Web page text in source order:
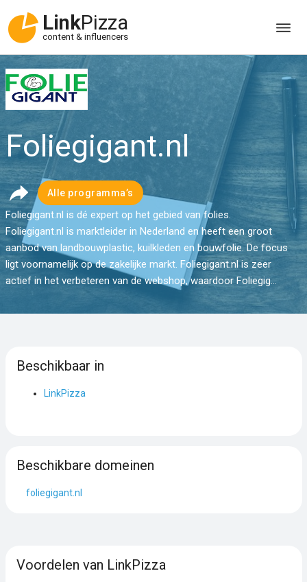
LinkPizza
content & influencers
Foliegigant.nl
Alle programma’s
Foliegigant.nl is dé expert op het gebied van folies.
Foliegigant.nl is marktleider in Nederland en heeft een groot
aanbod van landbouwplastic, kuilkleden en bouwfolie. De focus
ligt voornamelijk op de zakelijke markt. Foliegigant.nl is zeer
actief in het verbeteren van de webshop, waardoor Foliegig...
Beschikbaar in
LinkPizza
Beschikbare domeinen
foliegigant.nl
Voordelen van LinkPizza